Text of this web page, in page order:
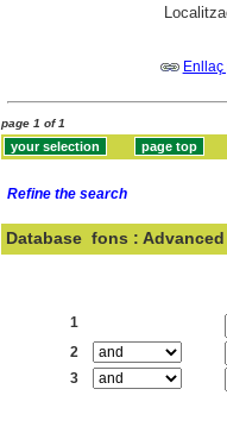
Enllaç
page 1 of 1
Refine the search
Database fons :
1
2
3